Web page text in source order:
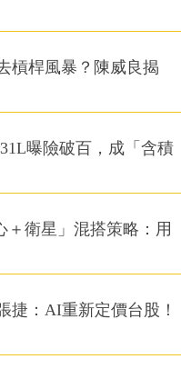
槓桿風暴？陳威良揭
曝險破百，成「含積
＋衛星」混搭策略：用
捷：AI重新定價台股！